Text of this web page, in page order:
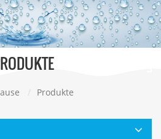
/ Produkte